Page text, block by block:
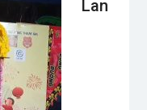
Lan